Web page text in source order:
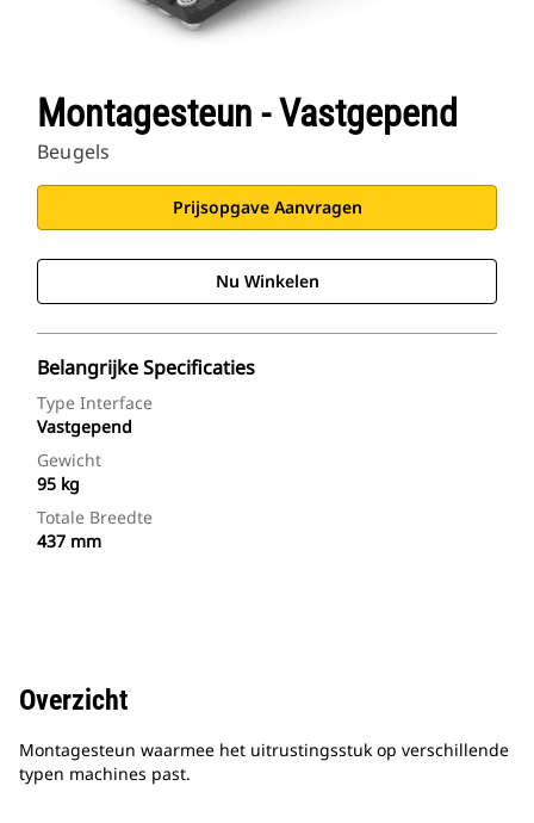
Montagesteun - Vastgepend
Beugels
Prijsopgave Aanvragen
Nu Winkelen
Belangrijke Specificaties
Type Interface
Vastgepend
Gewicht
95 kg
Totale Breedte
437 mm
Overzicht
Montagesteun waarmee het uitrustingsstuk op verschillende
typen machines past.